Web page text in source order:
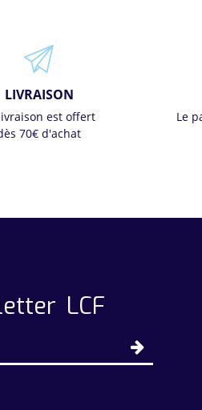
LIVRAISON
est offert
70€ d'achat
Le
LCF